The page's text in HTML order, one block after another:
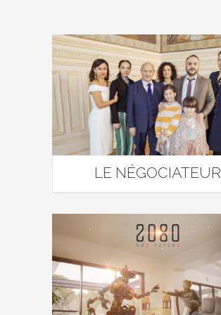
LE NÉGOCIATEUR